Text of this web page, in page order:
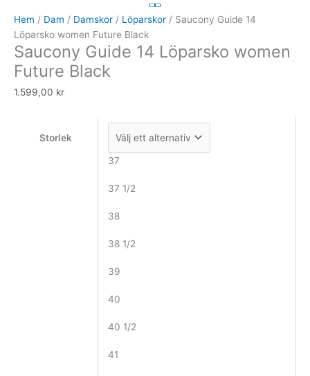
Hem / Dam / Damskor / Löparskor / Saucony Guide 14
Löparsko women Future Black
Saucony Guide 14 Löparsko women
Future Black
1.599,00 kr
Storlek
37
37 1/2
38
38 1/2
39
40
40 1/2
41
14
Löparsko
women
Future
Black
mängd